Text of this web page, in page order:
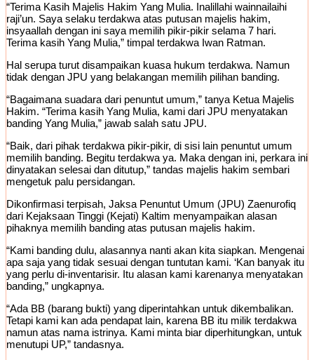
“Terima Kasih Majelis Hakim Yang Mulia. Inalillahi wainnailaihi
raji’un. Saya selaku terdakwa atas putusan majelis hakim,
insyaallah dengan ini saya memilih pikir-pikir selama 7 hari.
Terima kasih Yang Mulia,” timpal terdakwa Iwan Ratman.
Hal serupa turut disampaikan kuasa hukum terdakwa. Namun
tidak dengan JPU yang belakangan memilih pilihan banding.
“Bagaimana suadara dari penuntut umum,” tanya Ketua Majelis
Hakim. “Terima kasih Yang Mulia, kami dari JPU menyatakan
banding Yang Mulia,” jawab salah satu JPU.
“Baik, dari pihak terdakwa pikir-pikir, di sisi lain penuntut umum
memilih banding. Begitu terdakwa ya. Maka dengan ini, perkara ini
dinyatakan selesai dan ditutup,” tandas majelis hakim sembari
mengetuk palu persidangan.
Dikonfirmasi terpisah, Jaksa Penuntut Umum (JPU) Zaenurofiq
dari Kejaksaan Tinggi (Kejati) Kaltim menyampaikan alasan
pihaknya memilih banding atas putusan majelis hakim.
“Kami banding dulu, alasannya nanti akan kita siapkan. Mengenai
apa saja yang tidak sesuai dengan tuntutan kami. ‘Kan banyak itu
yang perlu di-inventarisir. Itu alasan kami karenanya menyatakan
banding,” ungkapnya.
“Ada BB (barang bukti) yang diperintahkan untuk dikembalikan.
Tetapi kami kan ada pendapat lain, karena BB itu milik terdakwa
namun atas nama istrinya. Kami minta biar diperhitungkan, untuk
menutupi UP,” tandasnya.